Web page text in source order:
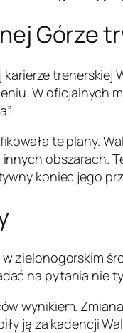
Górze
trenerskiej
W oficjalnych
te plany.
obszarach.
koniec jego
zielonogórskim
na pytania nie
wynikiem.
ją za kadencji